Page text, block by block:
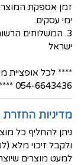
ימי עסקים.
3. המשלוחים
ישראל
**** לכל אופציית
054-6643436 ****
מדיניות החזרת
ולקבל זיכוי מלא
למעט מוצרים